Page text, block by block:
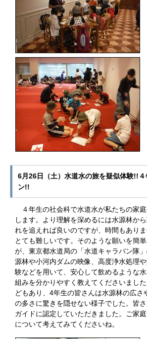
6月26日（土）水道水の旅を疑似体験!!
ン!!
４年生の社会科で水道水が私たちの家
します。より理解を深めるには水源林か
れを追えれば良いのですが、時間もあり
とても難しいです。そのような願いを簡
が、東京都水道局の「水道キャラバン隊
源林や小河内ダムの映像、高度浄水処理
験などを用いて、安心して飲めるような
組みを分かりやすく教えてくださいまし
どもあり、4年生の皆さんは水源林の広さ
の多さに驚きを隠せない様子でした。皆
ガイドに認定していただきました。ご家
について考えてみてくださいね。